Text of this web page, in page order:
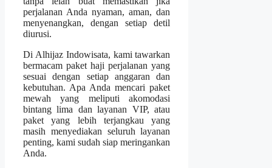
perjalanan Anda nyaman, aman, dan
menyenangkan, dengan setiap detil
diurusi.
Di Alhijaz Indowisata, kami tawarkan
bermacam paket haji perjalanan yang
sesuai dengan setiap anggaran dan
kebutuhan. Apa Anda mencari paket
mewah yang meliputi akomodasi
bintang lima dan layanan VIP, atau
paket yang lebih terjangkau yang
masih menyediakan seluruh layanan
penting, kami sudah siap meringankan
Anda.